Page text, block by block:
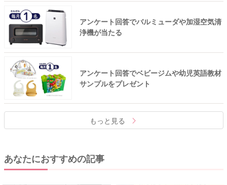
アンケート回答でバルミューダや加湿空気清
浄機が当たる
アンケート回答でベビージムや幼児英語教材
サンプルをプレゼント
もっと見る
あなたにおすすめの記事